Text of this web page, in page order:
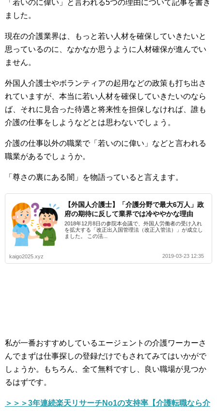
「若いのに偉い」と言われる5つの理由について記事を書き
ました。
現在の介護業界は、もっと若い人材を確保していきたいと
思っているのに、なかなか思うように人材確保が進んでい
ません。
外国人介護士やボランティアの起用などの政策も打ち出さ
れていますが、本当に若い人材を確保していきたいのなら
ば、それに見合った待遇と将来性を担保しなければ、誰も
介護の仕事をしようなどとは思わないでしょう。
介護の仕事以外の職業で「若いのに偉い」などと言われる
職業があるでしょうか。
「尊さの裏にある闇」を物語っていると言えます。
【外国人介護士】「介護分野で最大6万人」政
府の期待に反して業界では冷ややかな理由
2018年12月8日の参院本会議で、外国人労働者の受け入れ
を拡大する「改正出入国管理法（改正入管法）」が成立し
ました。 この法...
kaigo2025.xyz 2019-03-23 12:35
私が一番おすすめしているエージェントの介護ワーカーさ
んでまずは仕事探しの登録だけでもされてみてはいかがで
しょうか。もちろん、全て無料ですし、良い職場が見つか
るはずです。
＞＞＞3年連続楽天リサーチNo1の支持率【介護転職なら介